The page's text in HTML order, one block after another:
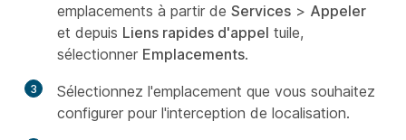
emplacements à partir de Services > Appeler
et depuis Liens rapides d'appel tuile,
sélectionner Emplacements.
3
Sélectionnez l'emplacement que vous souhaitez
configurer pour l'interception de localisation.